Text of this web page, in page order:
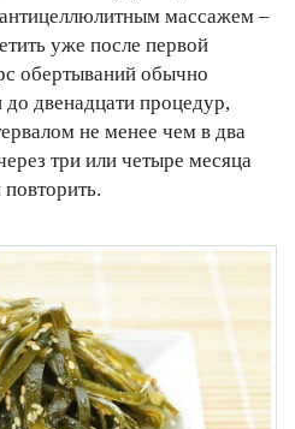
массажем –
уже после первой
обертываний обычно
до двенадцати процедур,
не менее чем в два
три или четыре месяца